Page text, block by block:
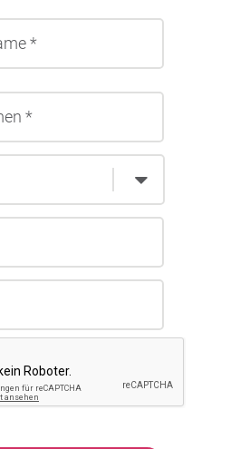
Nachname